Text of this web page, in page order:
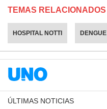
TEMAS RELACIONADOS
HOSPITAL NOTTI DENGUE
ÚLTIMAS NOTICIAS